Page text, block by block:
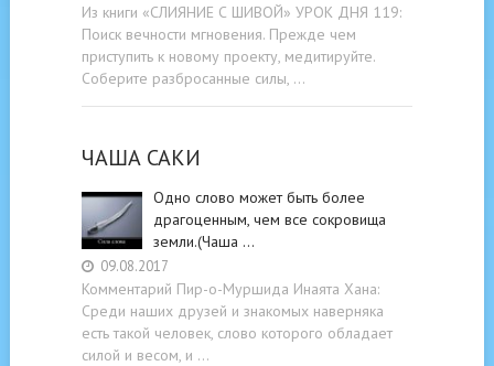
Из книги «СЛИЯНИЕ С ШИВОЙ» УРОК ДНЯ 119:
Поиск вечности мгновения. Прежде чем
приступить к новому проекту, медитируйте.
Соберите разбросанные силы, …
ЧАША САКИ
Одно слово может быть более
драгоценным, чем все сокровища
земли.(Чаша …
09.08.2017
Комментарий Пир-о-Муршида Инаята Хана:
Среди наших друзей и знакомых наверняка
есть такой человек, слово которого обладает
силой и весом, и …